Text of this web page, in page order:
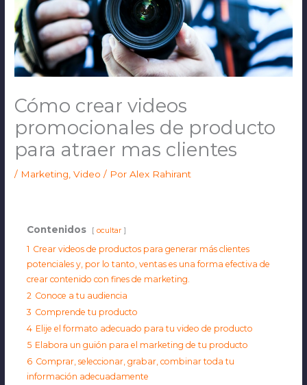
Cómo crear videos
promocionales de producto
para atraer mas clientes
/ Marketing,Video / PorAlex Rahirant
Contenidos ocultar
1 Crear videos de productos para generar más clientes
potenciales y, por lo tanto, ventas es una forma efectiva de
crear contenido con fines de marketing.
2 Conoce a tu audiencia
3 Comprende tu producto
4 Elije el formato adecuado para tu video de producto
5 Elabora un guión para el marketing de tu producto
6 Comprar, seleccionar, grabar, combinar toda tu
información adecuadamente